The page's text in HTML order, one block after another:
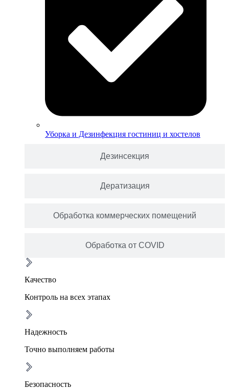
Дезинсекция
Дератизация
Обработка коммерческих помещений
Обработка от COVID
Уборка и Дезинфекция гостиниц и хостелов
Качество
Контроль на всех этапах
Надежность
Точно выполняем работы
Безопасность